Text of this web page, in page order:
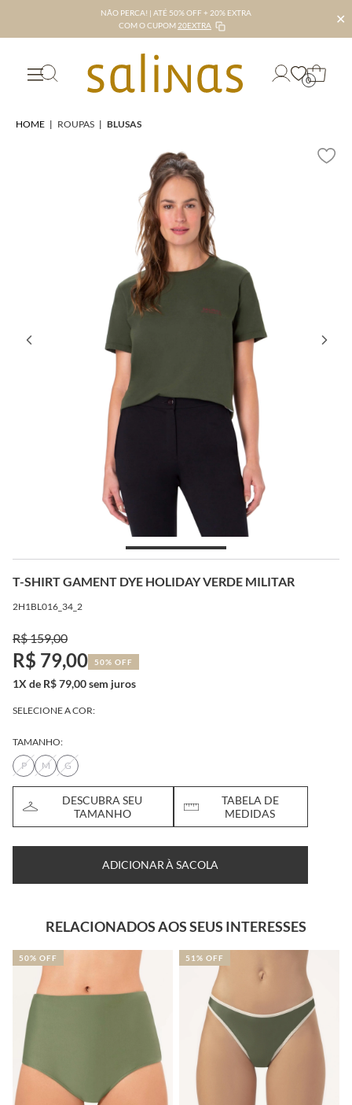
NÃO PERCA! | ATÉ 50% OFF + 20% EXTRA
COM O CUPOM 20EXTRA ✕
0
HOME | ROUPAS | BLUSAS
T-SHIRT GAMENT DYE HOLIDAY VERDE MILITAR
2H1BL016_34_2
R$ 159,00
R$ 79,00 50% OFF
1X de R$ 79,00 sem juros
SELECIONE A COR:
TAMANHO:
P
M G
DESCUBRA SEU
TAMANHO
TABELA DE
MEDIDAS
ADICIONAR À SACOLA
RELACIONADOS AOS SEUS INTERESSES
50% OFF 51% OFF